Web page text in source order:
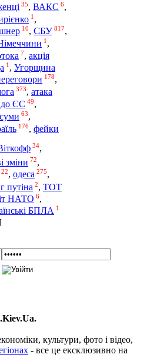
35, ВАКС 6,
1 ,
10, СБУ 817,
1,
7, акція
1 , Угорщина
178,
373, атака
до ЄС 49,
суми 63,
176, фейки
34,
зміни 72,
22, одеса 275,
путіна 2, ТОТ
НАТО 6,
БПЛА 1
культури, фото і відео,
- все це ексклюзивно на